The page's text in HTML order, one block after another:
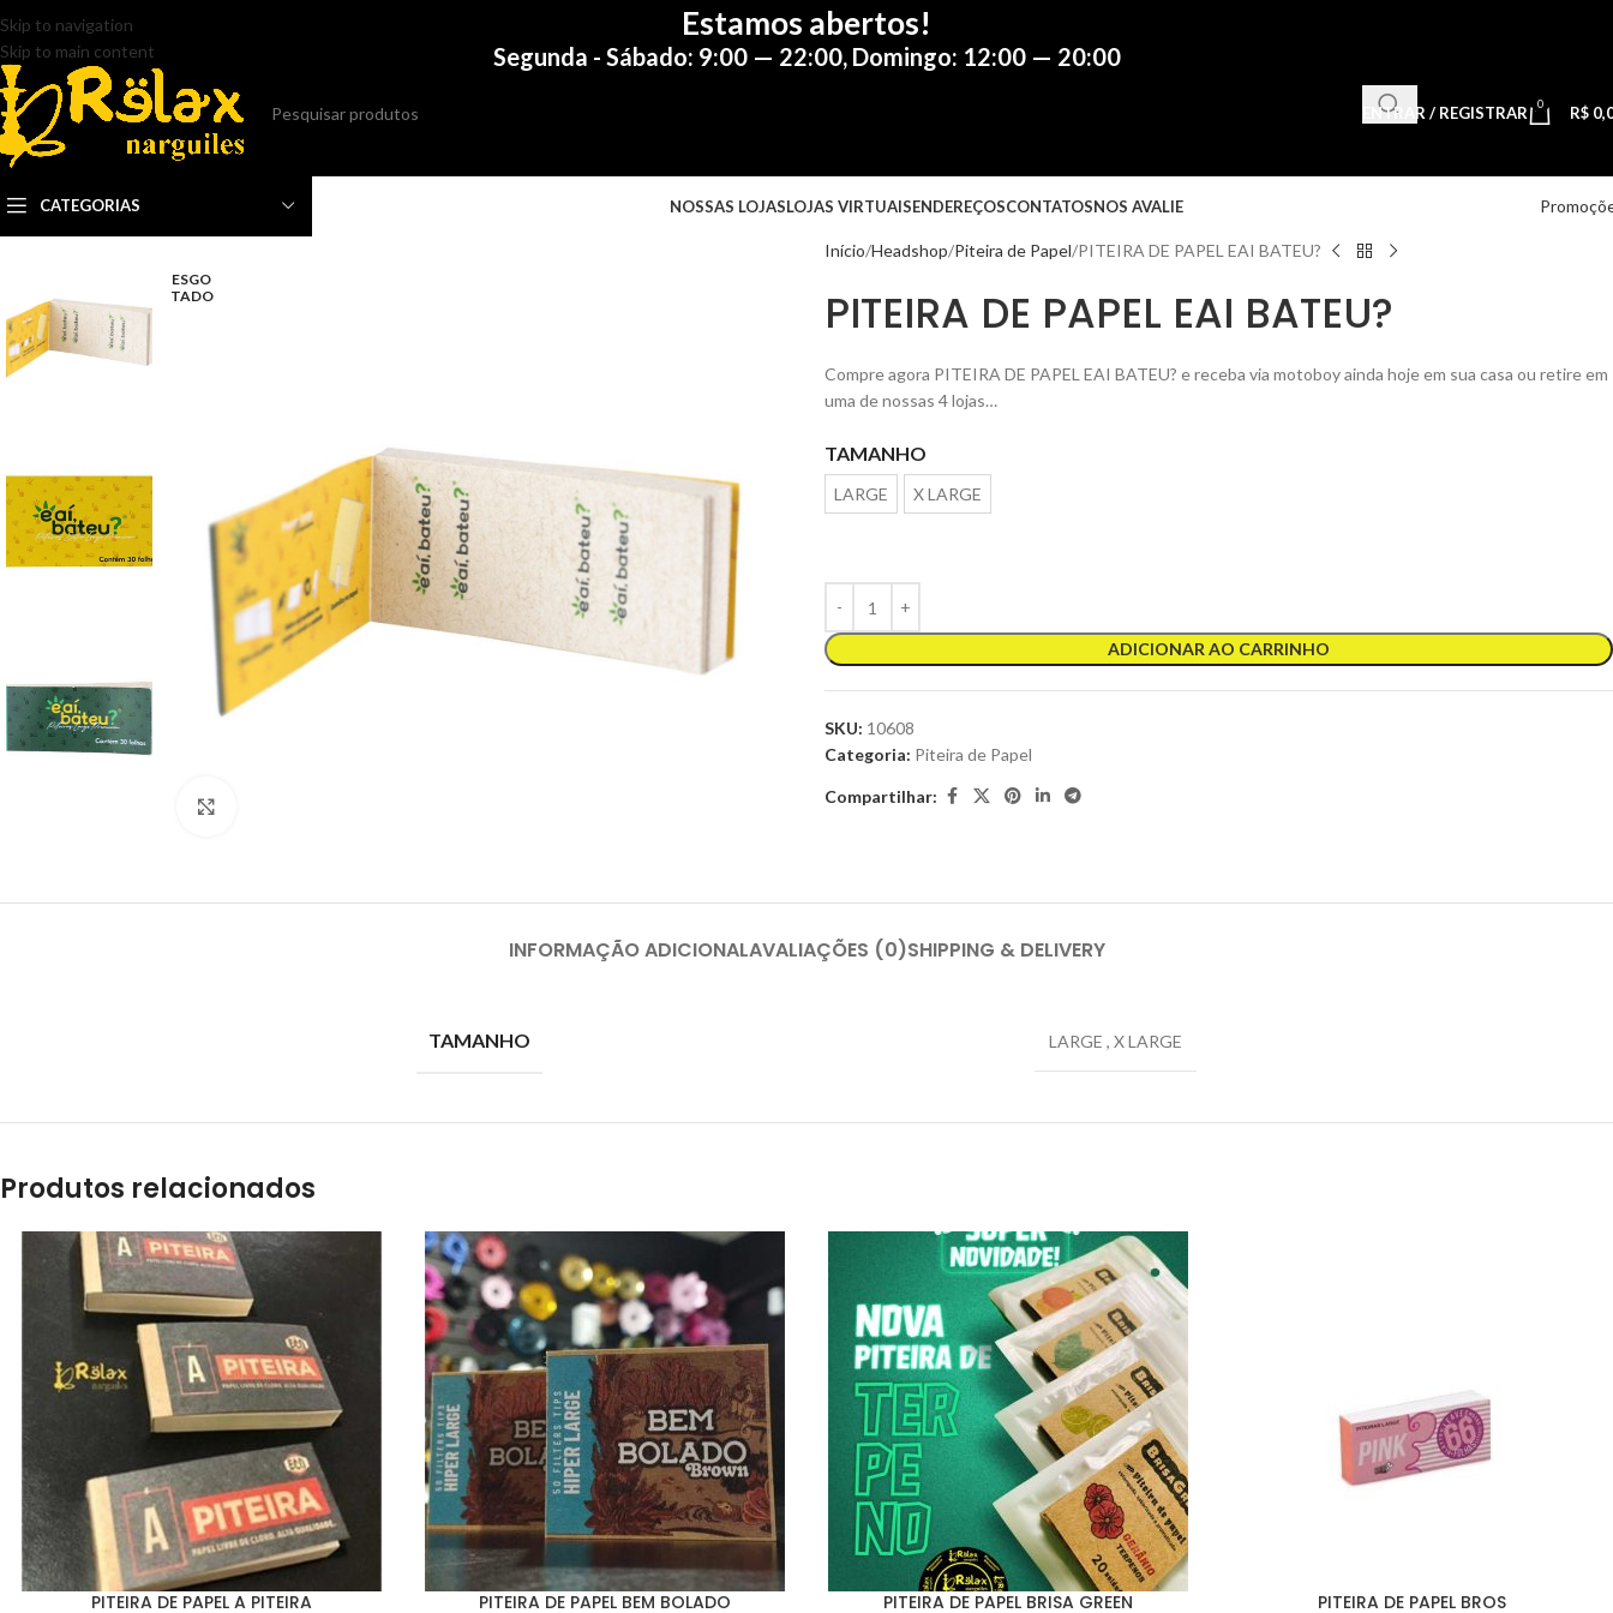
Skip to navigation
Skip to main content
Estamos abertos!
Segunda - Sábado: 9:00 — 22:00, Domingo: 12:00 — 20:00
ENTRAR / REGISTRAR 0 R$
CATEGORIAS NOSSAS LOJASLOJAS VIRTUAISENDEREÇOSCONTATOSNOS AVALIE
ESGO
TADO
Início Headshop Piteira de Papel PITEIRA DE PAPEL EAI BATEU?
PITEIRA DE PAPEL EAI BATEU?
Compre agora PITEIRA DE PAPEL EAI BATEU? e receba via motoboy ainda hoje em sua casa ou retire em
uma de nossas 4 lojas…
TAMANHO
LARGE X LARGE
ADICIONAR AO CARRINHO
SKU: 10608
Categoria: Piteira de Papel
Compartilhar:
INFORMAÇÃO ADICIONALAVALIAÇÕES (0)SHIPPING & DELIVERY
TAMANHO LARGE , X LARGE
Produtos relacionados
PITEIRA DE PAPEL A PITEIRA PITEIRA DE PAPEL BEM BOLADO PITEIRA DE PAPEL BRISA GREEN PITEIRA DE PAPEL BROS